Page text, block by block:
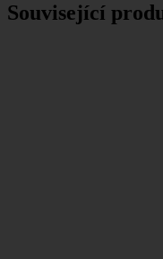
Související